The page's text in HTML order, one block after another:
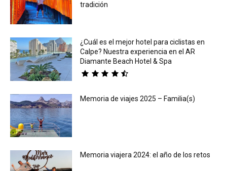
tradición
¿Cuál es el mejor hotel para ciclistas en
Calpe? Nuestra experiencia en el AR
Diamante Beach Hotel & Spa
Memoria de viajes 2025 – Familia(s)
Memoria viajera 2024: el año de los retos